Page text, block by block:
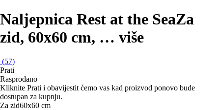
Naljepnica Rest at the SeaZa
zid, 60x60 cm, … više
(57)
Prati
Rasprodano
Kliknite Prati i obavijestit ćemo vas kad proizvod ponovo bude
dostupan za kupnju.
Za zid60x60 cm